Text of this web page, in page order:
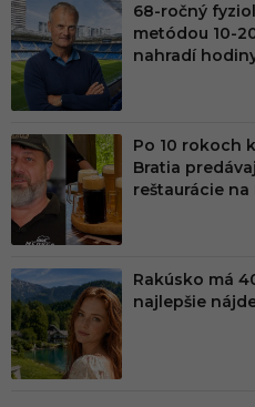
68-ročný
metódou 10-
nahradí
Po 10 rokoch
Bratia
reštaurácie na
Rakúsko má
najlepšie